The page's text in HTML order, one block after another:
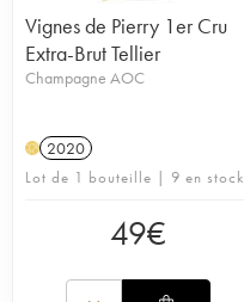
Vignes de Pierry 1er Cru
Extra-Brut Tellier
Champagne AOC
H 2020
Lot de 1 bouteille | 9 en stock
49€